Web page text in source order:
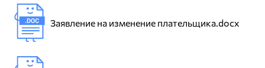
Заявление на изменение плательщика.docx